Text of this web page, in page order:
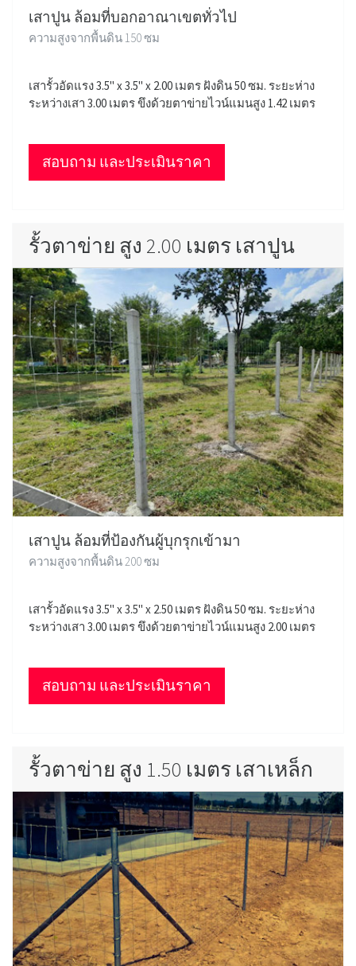
เสาปูน ล้อมที่บอกอาณาเขตทั่วไป
ความสูงจากพื้นดิน 150 ซม
เสารั้วอัดแรง 3.5" x 3.5" x 2.00 เมตร ฝังดิน 50 ซม. ระยะห่าง
ระหว่างเสา 3.00 เมตร ขึงด้วยตาข่ายไวน์แมนสูง 1.42 เมตร
สอบถาม และประเมินราคา
รั้วตาข่าย สูง 2.00 เมตร เสาปูน
เสาปูน ล้อมที่ป้องกันผู้บุกรุกเข้ามา
ความสูงจากพื้นดิน 200 ซม
เสารั้วอัดแรง 3.5" x 3.5" x 2.50 เมตร ฝังดิน 50 ซม. ระยะห่าง
ระหว่างเสา 3.00 เมตร ขึงด้วยตาข่ายไวน์แมนสูง 2.00 เมตร
สอบถาม และประเมินราคา
รั้วตาข่าย สูง 1.50 เมตร เสาเหล็ก